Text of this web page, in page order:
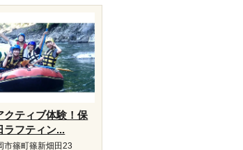
クティブ体験！保
ラフティン...
市篠町篠新畑田23